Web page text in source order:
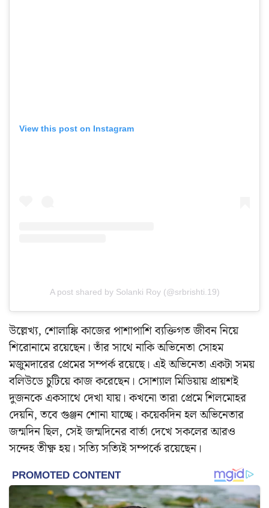
View this post on Instagram
A post shared by Solanki Roy (@srbrishti.19)
উল্লেখ্য, শোলাঙ্কি কাজের পাশাপাশি ব্যক্তিগত জীবন নিয়ে
শিরোনামে রয়েছেন। তাঁর সাথে নাকি অভিনেতা সোহম
মজুমদারের প্রেমের সম্পর্ক রয়েছে। এই অভিনেতা একটা সময়
বলিউডে চুটিয়ে কাজ করেছেন। সোশ্যাল মিডিয়ায় প্রায়শই
দুজনকে একসাথে দেখা যায়। কখনো তারা প্রেমে শিলমোহর
দেয়নি, তবে গুঞ্জন শোনা যাচ্ছে। কয়েকদিন হল অভিনেতার
জন্মদিন ছিল, সেই জন্মদিনের বার্তা দেখে সকলের আরও
সন্দেহ তীক্ষ্ণ হয়। সত্যি সত্যিই সম্পর্কে রয়েছেন।